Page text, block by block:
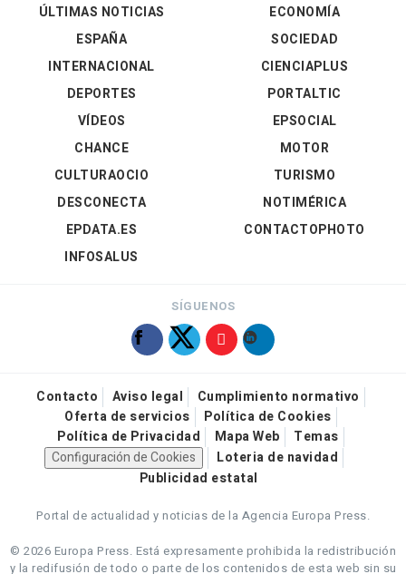
ÚLTIMAS NOTICIAS
ESPAÑA
INTERNACIONAL
DEPORTES
VÍDEOS
ECONOMÍA
SOCIEDAD
CIENCIAPLUS
PORTALTIC
EPSOCIAL
CHANCE
CULTURAOCIO
DESCONECTA
EPDATA.ES
INFOSALUS
MOTOR
TURISMO
NOTIMÉRICA
CONTACTOPHOTO
SÍGUENOS
Contacto Aviso legal
Cumplimiento normativo
Oferta de servicios
Política de Cookies
Política de Privacidad
Mapa Web
Temas
Configuración de Cookies
Loteria de navidad
Publicidad estatal
Portal de actualidad y noticias de la Agencia Europa Press.
© 2026 Europa Press. Está expresamente prohibida la redistribución
y la redifusión de todo o parte de los contenidos de esta web sin su